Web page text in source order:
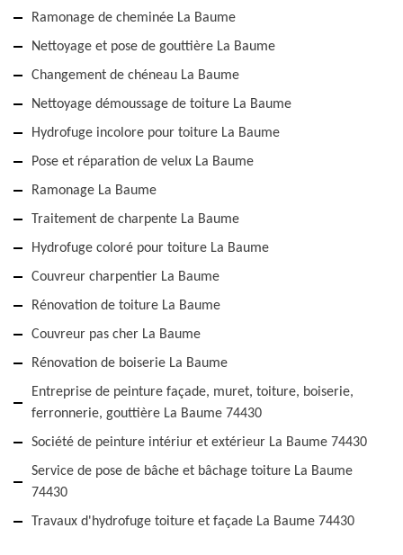
Ramonage de cheminée La Baume
Nettoyage et pose de gouttière La Baume
Changement de chéneau La Baume
Nettoyage démoussage de toiture La Baume
Hydrofuge incolore pour toiture La Baume
Pose et réparation de velux La Baume
Ramonage La Baume
Traitement de charpente La Baume
Hydrofuge coloré pour toiture La Baume
Couvreur charpentier La Baume
Rénovation de toiture La Baume
Couvreur pas cher La Baume
Rénovation de boiserie La Baume
Entreprise de peinture façade, muret, toiture, boiserie,
ferronnerie, gouttière La Baume 74430
Société de peinture intériur et extérieur La Baume 74430
Service de pose de bâche et bâchage toiture La Baume
74430
Travaux d'hydrofuge toiture et façade La Baume 74430